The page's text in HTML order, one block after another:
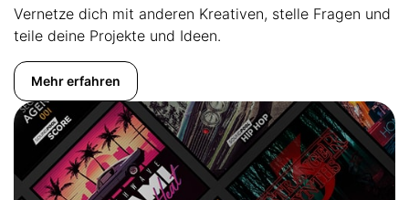
Vernetze dich mit anderen Kreativen, stelle Fragen und
teile deine Projekte und Ideen.
Mehr erfahren